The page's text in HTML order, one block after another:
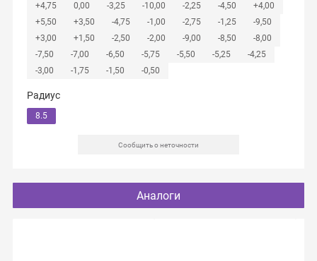
+4,75
0,00 -3,25 -10,00 -2,25 -4,50
+4,00
+5,50
+3,50 -4,75 -1,00 -2,75 -1,25
-9,50
+3,00
+1,50 -2,50 -2,00 -9,00 -8,50
-8,00
-7,50
-7,00 -6,50 -5,75 -5,50 -5,25
-4,25
-3,00
-1,75 -1,50 -0,50
Радиус
8.5
Сообщить о неточности
Аналоги